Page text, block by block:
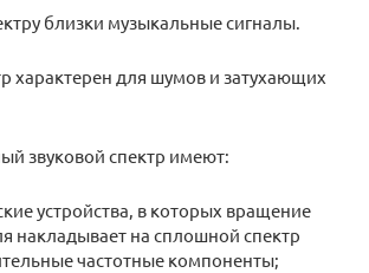
близки музыкальные сигналы.
характерен для шумов и затухающих
звуковой спектр имеют:
устройства, в которых вращение
накладывает на сплошной спектр
частотные компоненты;